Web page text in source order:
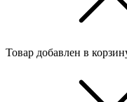
Товар добавлен в